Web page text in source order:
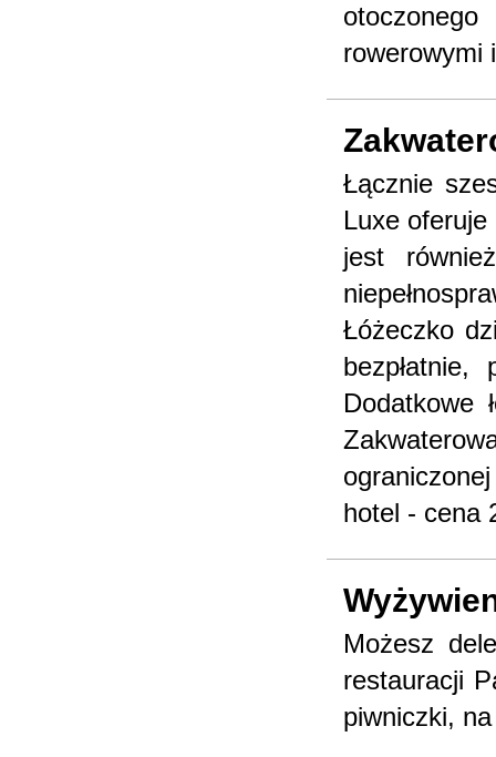
rowerowymi
Łącznie
Luxe
jest
Łóżeczko
Dodatkowe
hotel - cena
Możesz
restauracji
piwniczki,